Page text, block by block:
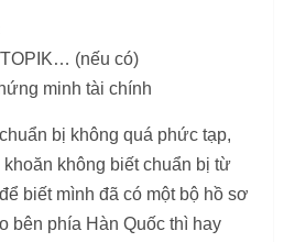
(nếu có)
minh tài chính
bị không quá phức tạp,
không biết chuẩn bị từ
biết mình đã có một bộ hồ sơ
bên phía Hàn Quốc thì hay